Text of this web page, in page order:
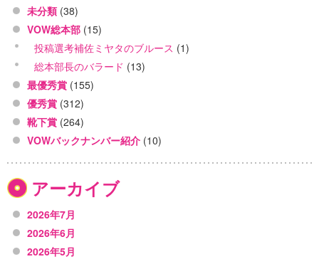
未分類 (38)
VOW総本部 (15)
投稿選考補佐ミヤタのブルース (1)
総本部長のバラード (13)
最優秀賞 (155)
優秀賞 (312)
靴下賞 (264)
VOWバックナンバー紹介 (10)
アーカイブ
2026年7月
2026年6月
2026年5月